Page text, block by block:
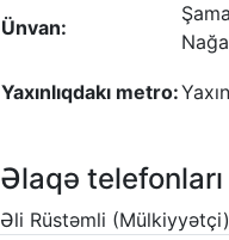
Ünvan:
Yaxınlıqdakı metro:
Əlaqə telefonları
Əli Rüstəmli (Mülkiyyətçi)